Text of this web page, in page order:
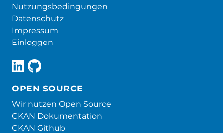
Nutzungsbedingungen
Datenschutz
Impressum
Einloggen
OPEN SOURCE
Wir nutzen Open Source
CKAN Dokumentation
CKAN Github